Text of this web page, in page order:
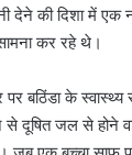
देने की दिशा में
कर रहे थे।
बठिंडा के
से दूषित जल से होने